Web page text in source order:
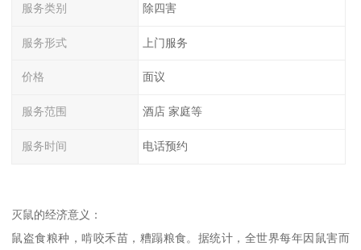
服务类别 除四害
服务形式 上门服务
价格 面议
服务范围 酒店 家庭等
服务时间 电话预约
灭鼠的经济意义：
鼠盗食粮种，啃咬禾苗，糟蹋粮食。据统计，全世界每年因鼠害而